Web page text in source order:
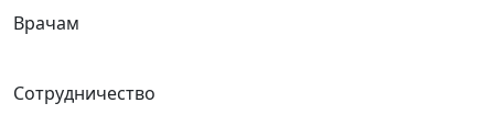
Врачам
Сотрудничество